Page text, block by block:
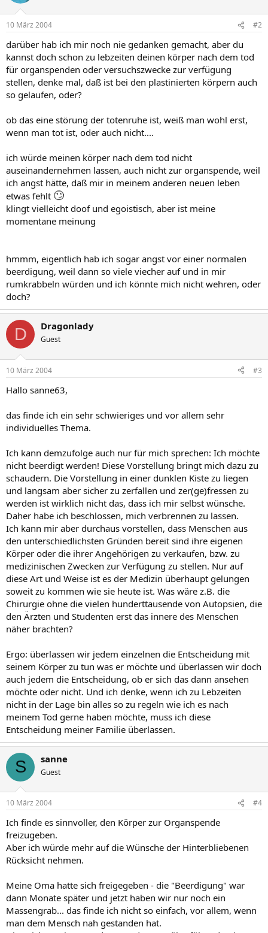
10 März 2004 #2
darüber hab ich mir noch nie gedanken gemacht, aber du
kannst doch schon zu lebzeiten deinen körper nach dem tod
für organspenden oder versuchszwecke zur verfügung
stellen, denke mal, daß ist bei den plastinierten körpern auch
so gelaufen, oder?
ob das eine störung der totenruhe ist, weiß man wohl erst,
wenn man tot ist, oder auch nicht....
ich würde meinen körper nach dem tod nicht
auseinandernehmen lassen, auch nicht zur organspende, weil
ich angst hätte, daß mir in meinem anderen neuen leben
etwas fehlt 🙄
klingt vielleicht doof und egoistisch, aber ist meine
momentane meinung
hmmm, eigentlich hab ich sogar angst vor einer normalen
beerdigung, weil dann so viele viecher auf und in mir
rumkrabbeln würden und ich könnte mich nicht wehren, oder
doch?
D Dragonlady
Guest
10 März 2004 #3
Hallo sanne63,
das finde ich ein sehr schwieriges und vor allem sehr
individuelles Thema.
Ich kann demzufolge auch nur für mich sprechen: Ich möchte
nicht beerdigt werden! Diese Vorstellung bringt mich dazu zu
schaudern. Die Vorstellung in einer dunklen Kiste zu liegen
und langsam aber sicher zu zerfallen und zer(ge)fressen zu
werden ist wirklich nicht das, dass ich mir selbst wünsche.
Daher habe ich beschlossen, mich verbrennen zu lassen.
Ich kann mir aber durchaus vorstellen, dass Menschen aus
den unterschiedlichsten Gründen bereit sind ihre eigenen
Körper oder die ihrer Angehörigen zu verkaufen, bzw. zu
medizinischen Zwecken zur Verfügung zu stellen. Nur auf
diese Art und Weise ist es der Medizin überhaupt gelungen
soweit zu kommen wie sie heute ist. Was wäre z.B. die
Chirurgie ohne die vielen hunderttausende von Autopsien, die
den Ärzten und Studenten erst das innere des Menschen
näher brachten?
Ergo: überlassen wir jedem einzelnen die Entscheidung mit
seinem Körper zu tun was er möchte und überlassen wir doch
auch jedem die Entscheidung, ob er sich das dann ansehen
möchte oder nicht. Und ich denke, wenn ich zu Lebzeiten
nicht in der Lage bin alles so zu regeln wie ich es nach
meinem Tod gerne haben möchte, muss ich diese
Entscheidung meiner Familie überlassen.
S sanne
Guest
10 März 2004 #4
Ich finde es sinnvoller, den Körper zur Organspende
freizugeben.
Aber ich würde mehr auf die Wünsche der Hinterbliebenen
Rücksicht nehmen.
Meine Oma hatte sich freigegeben - die "Beerdigung" war
dann Monate später und jetzt haben wir nur noch ein
Massengrab... das finde ich nicht so einfach, vor allem, wenn
man dem Mensch nah gestanden hat.